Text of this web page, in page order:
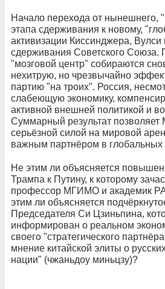
Начало перехода от нынешнего,
этапа сдерживания к новому,
активизации Киссинджера, Вулси
сдерживания Советского Союза.
"мозговой центр" собираются
нехитрую, но чрезвычайно
партию "на троих". Россия,
слабеющую экономику,
активной внешней политикой и
Суммарный результат позволяет
серьёзной силой на мировой
важным партнёром в глобальных
Не этим ли объясняется
Трампа к Путину, к которому
профессор МГИМО и академик
этим ли объясняется
Председателя Си Цзиньпина,
информирован о реальном
своего "стратегического
мнение китайской элиты о
нации" (чжаньдоу миньцзу)?